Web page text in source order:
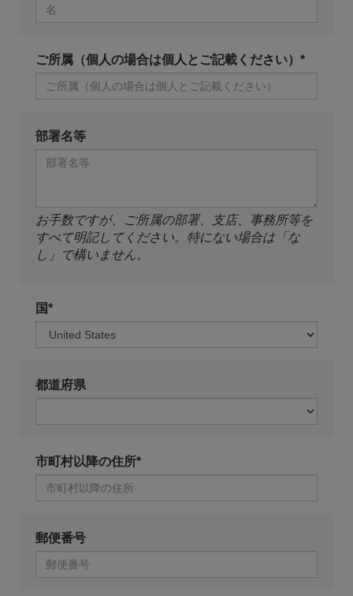
ご所属（個人の場合は個人とご記載ください）*
部署名等
お手数ですが、ご所属の部署、支店、事務所等を
すべて明記してください。特にない場合は「な
し」で構いません。
国*
都道府県
市町村以降の住所*
郵便番号